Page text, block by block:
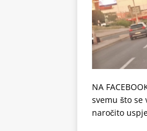
NA
svemu što
naročito